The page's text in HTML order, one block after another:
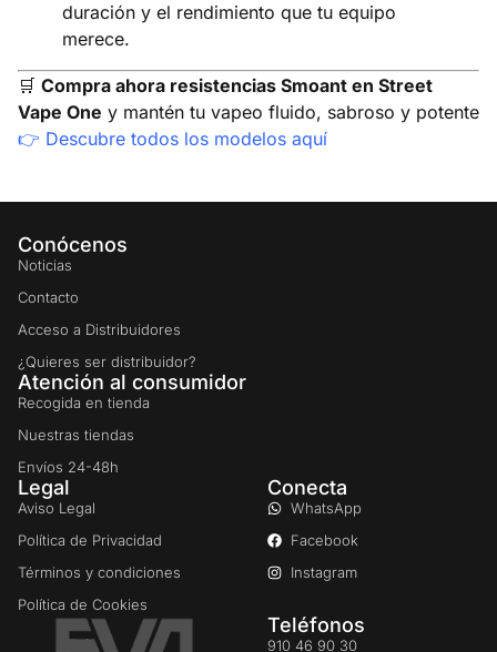
duración y el rendimiento que tu equipo
merece.
🛒 Compra ahora resistencias Smoant en Street
Vape One y mantén tu vapeo fluido, sabroso y potente
👉 Descubre todos los modelos aquí
Conócenos
Noticias
Contacto
Acceso a Distribuidores
¿Quieres ser distribuidor?
Atención al consumidor
Recogida en tienda
Nuestras tiendas
Envíos 24-48h
Legal
Aviso Legal
Política de Privacidad
Términos y condiciones
Política de Cookies
Conecta
WhatsApp
Facebook
Instagram
Teléfonos
910 46 90 30